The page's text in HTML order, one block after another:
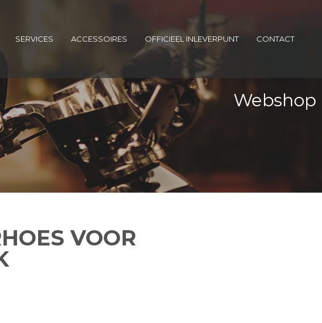
SERVICES ACCESSOIRES OFFICIEEL INLEVERPUNT CONTACT
Webshop
VOOR